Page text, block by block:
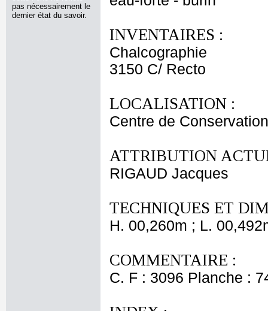
pas nécessairement le
dernier état du savoir.
INVENTAIRES :
Chalcographie
3150 C/ Recto
LOCALISATION :
Centre de
ATTRIBUTION
RIGAUD Jacques
TECHNIQUES ET
H. 00,260m ; L.
COMMENTAIRE :
C. F : 3096 Planche :